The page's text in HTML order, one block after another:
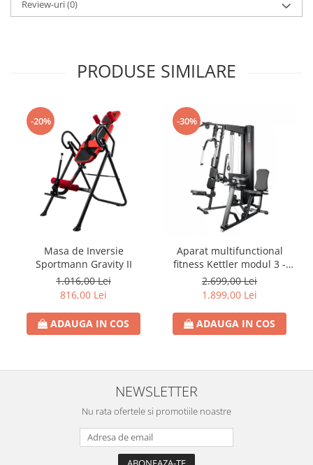
Review-uri(0)
PRODUSE SIMILARE
-20%
Masa de Inversie
Sportmann Gravity II
1.016,00 Lei
816,00 Lei
ADAUGA IN COS
-30%
Aparat multifunctional
fitness Kettler modul 3 -
KINETIC SYSTEM
2.699,00 Lei
1.899,00 Lei
ADAUGA IN COS
NEWSLETTER
Nu rata ofertele si promotiile noastre